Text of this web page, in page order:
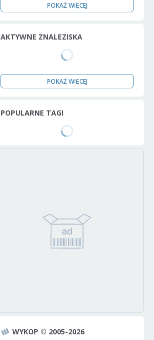
POKAŻ WIĘCEJ
AKTYWNE ZNALEZISKA
POKAŻ WIĘCEJ
POPULARNE TAGI
WYKOP © 2005-2026